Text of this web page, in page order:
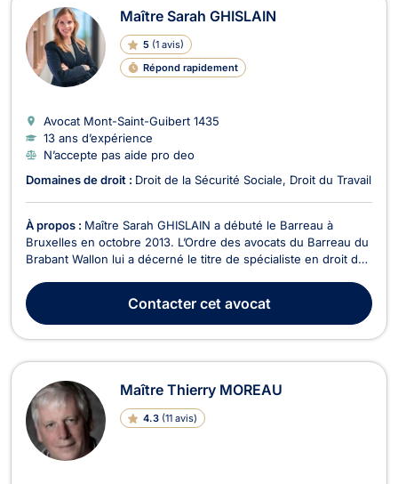
Maître Sarah GHISLAIN
5 (1 avis)
Répond rapidement
Avocat Mont-Saint-Guibert 1435
13 ans d’expérience
N’accepte pas aide pro deo
Domaines de droit : Droit de la Sécurité Sociale Droit du Travail
À propos : Maître Sarah GHISLAIN a débuté le Barreau à
Bruxelles en octobre 2013. L’Ordre des avocats du Barreau du
Brabant Wallon lui a décerné le titre de spécialiste en droit du
assistante à l’Université de Namur de 2017 à 2022 et est
actuellement assistante depuis 2023 en ...
Contactercet avocat
Maître Thierry MOREAU
4.3 (11 avis)